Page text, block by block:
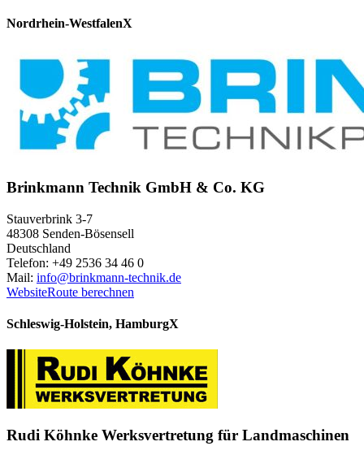
Nordrhein-WestfalenX
Brinkmann Technik GmbH & Co. KG
Stauverbrink 3-7
48308 Senden-Bösensell
Deutschland
Telefon: +49 2536 34 46 0
Mail: info@brinkmann-technik.de
WebsiteRoute berechnen
Schleswig-Holstein, HamburgX
Rudi Köhnke Werksvertretung für Landmaschinen